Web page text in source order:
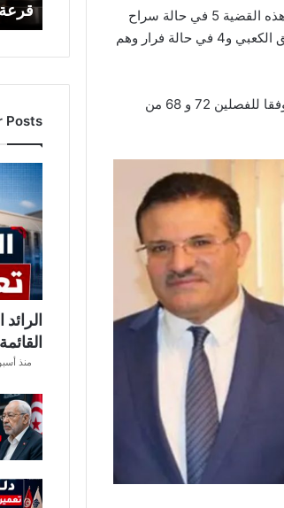
واضاف ديلو في تصريح لوكالة تونس افريقيا للانباء ان من بين المتهمين في هذه القضية 5 في حالة سراح
وهم بلقاسم حسن ومحمد القوماني وعبد الله السخيري ومحمد شنيبة وموفق الكعبي و4 في حالة فرار وهم
وأعتبر ديلو أن قرارات الايداع هي قرارات جاهزة تماما مبينا أن الاحالة تمت وفقا للفصلين 72 و 68 من
Posts
منذ